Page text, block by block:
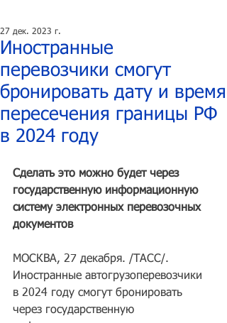
Иностранные
перевозчики смогут
бронировать дату и время
пересечения границы РФ
в 2024 году
27 дек. 2023 г.
Сделать это можно будет через
государственную информационную
систему электронных перевозочных
документов
МОСКВА, 27 декабря. /ТАСС/.
Иностранные автогрузоперевозчики
в 2024 году смогут бронировать
через государственную